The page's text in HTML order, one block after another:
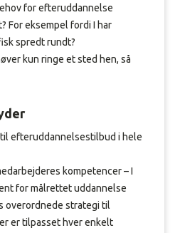
for efteruddannelse
For eksempel fordi I har
spredt rundt?
kun ringe et sted hen, så
efteruddannelsestilbud i hele
kompetencer – I
for målrettet uddannelse
overordnede strategi til
er tilpasset hver enkelt